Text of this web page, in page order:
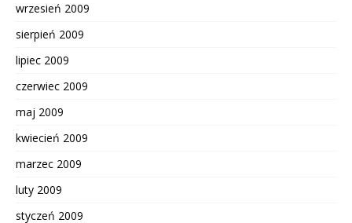
wrzesień 2009
sierpień 2009
lipiec 2009
czerwiec 2009
maj 2009
kwiecień 2009
marzec 2009
luty 2009
styczeń 2009